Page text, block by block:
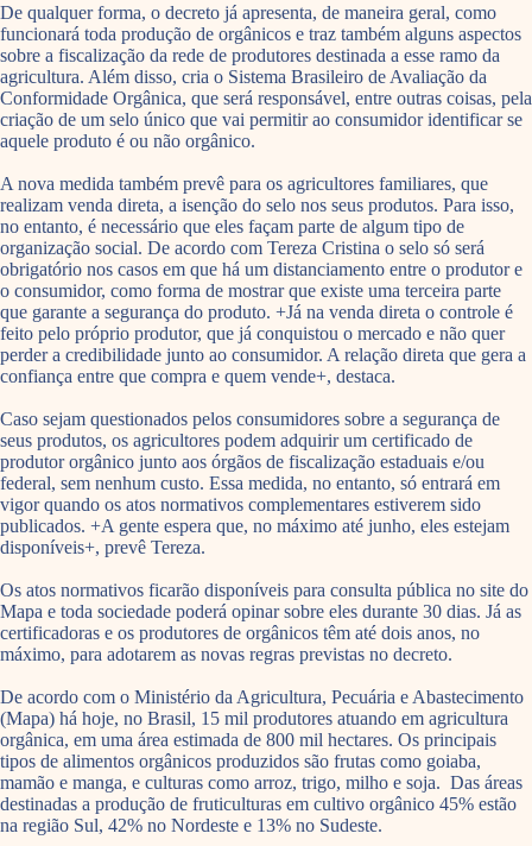
De qualquer forma, o decreto já apresenta, de maneira geral, como
funcionará toda produção de orgânicos e traz também alguns aspectos
sobre a fiscalização da rede de produtores destinada a esse ramo da
agricultura. Além disso, cria o Sistema Brasileiro de Avaliação da
Conformidade Orgânica, que será responsável, entre outras coisas, pela
criação de um selo único que vai permitir ao consumidor identificar se
aquele produto é ou não orgânico.
A nova medida também prevê para os agricultores familiares, que
realizam venda direta, a isenção do selo nos seus produtos. Para isso,
no entanto, é necessário que eles façam parte de algum tipo de
organização social. De acordo com Tereza Cristina o selo só será
obrigatório nos casos em que há um distanciamento entre o produtor e
o consumidor, como forma de mostrar que existe uma terceira parte
que garante a segurança do produto. +Já na venda direta o controle é
feito pelo próprio produtor, que já conquistou o mercado e não quer
perder a credibilidade junto ao consumidor. A relação direta que gera a
confiança entre que compra e quem vende+, destaca.
Caso sejam questionados pelos consumidores sobre a segurança de
seus produtos, os agricultores podem adquirir um certificado de
produtor orgânico junto aos órgãos de fiscalização estaduais e/ou
federal, sem nenhum custo. Essa medida, no entanto, só entrará em
vigor quando os atos normativos complementares estiverem sido
publicados. +A gente espera que, no máximo até junho, eles estejam
disponíveis+, prevê Tereza.
Os atos normativos ficarão disponíveis para consulta pública no site do
Mapa e toda sociedade poderá opinar sobre eles durante 30 dias. Já as
certificadoras e os produtores de orgânicos têm até dois anos, no
máximo, para adotarem as novas regras previstas no decreto.
De acordo com o Ministério da Agricultura, Pecuária e Abastecimento
(Mapa) há hoje, no Brasil, 15 mil produtores atuando em agricultura
orgânica, em uma área estimada de 800 mil hectares. Os principais
tipos de alimentos orgânicos produzidos são frutas como goiaba,
mamão e manga, e culturas como arroz, trigo, milho e soja. Das áreas
destinadas a produção de fruticulturas em cultivo orgânico 45% estão
na região Sul, 42% no Nordeste e 13% no Sudeste.